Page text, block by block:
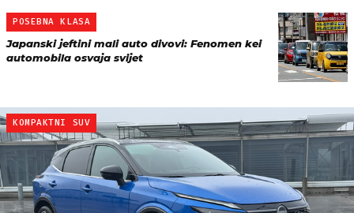
POSEBNA KLASA
Japanski jeftini mali auto divovi: Fenomen kei
automobila osvaja svijet
KOMPAKTNI SUV